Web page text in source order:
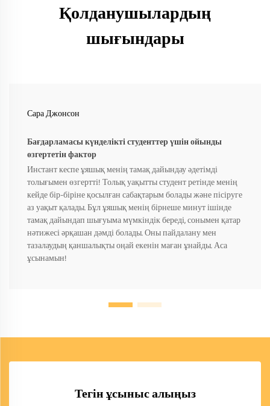
Қолданушылардың
шығындары
Сара Джонсон
Бағдарламасы күнделікті студенттер үшін ойынды
өзгертетін фактор
Инстант кеспе ұяшық менің тамақ дайындау әдетімді
толығымен өзгертті! Толық уақытты студент ретінде менің
кейде бір-біріне қосылған сабақтарым болады және пісіруге
аз уақыт қалады. Бұл ұяшық менің бірнеше минут ішінде
тамақ дайындап шығуыма мүмкіндік береді, сонымен қатар
нәтижесі әрқашан дәмді болады. Оны пайдалану мен
тазалаудың қаншалықты оңай екенін маған ұнайды. Аса
ұсынамын!
Тегін ұсыныс алыңыз